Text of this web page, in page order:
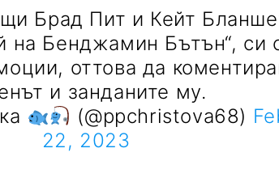
Брад Пит и Кейт
на Бенджамин Бътън“, си
оттова да
и занданите му.
(@ppchristova68)
22, 2023